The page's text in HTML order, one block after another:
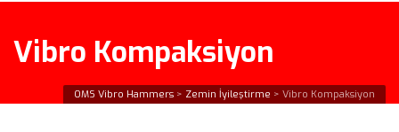
Vibro Kompaksiyon
OMS Vibro Hammers > Zemin İyileştirme > Vibro Kompaksiyon